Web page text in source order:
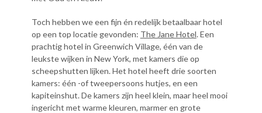
Toch hebben we een fijn én redelijk betaalbaar hotel
op een top locatie gevonden: The Jane Hotel. Een
prachtig hotel in Greenwich Village, één van de
leukste wijken in New York, met kamers die op
scheepshutten lijken. Het hotel heeft drie soorten
kamers: één -of tweepersoons hutjes, en een
kapiteinshut. De kamers zijn heel klein, maar heel mooi
ingericht met warme kleuren, marmer en grote